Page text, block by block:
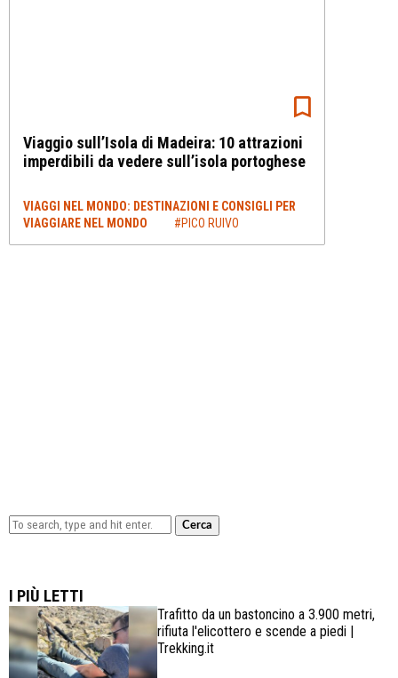
Viaggio sull’Isola di Madeira: 10 attrazioni
imperdibili da vedere sull’isola portoghese
VIAGGI NEL MONDO: DESTINAZIONI E CONSIGLI PER
VIAGGIARE NEL MONDO
#PICO RUIVO
Cerca
I PIÙ LETTI
Trafitto da un bastoncino a 3.900 metri,
rifiuta l'elicottero e scende a piedi |
Trekking.it